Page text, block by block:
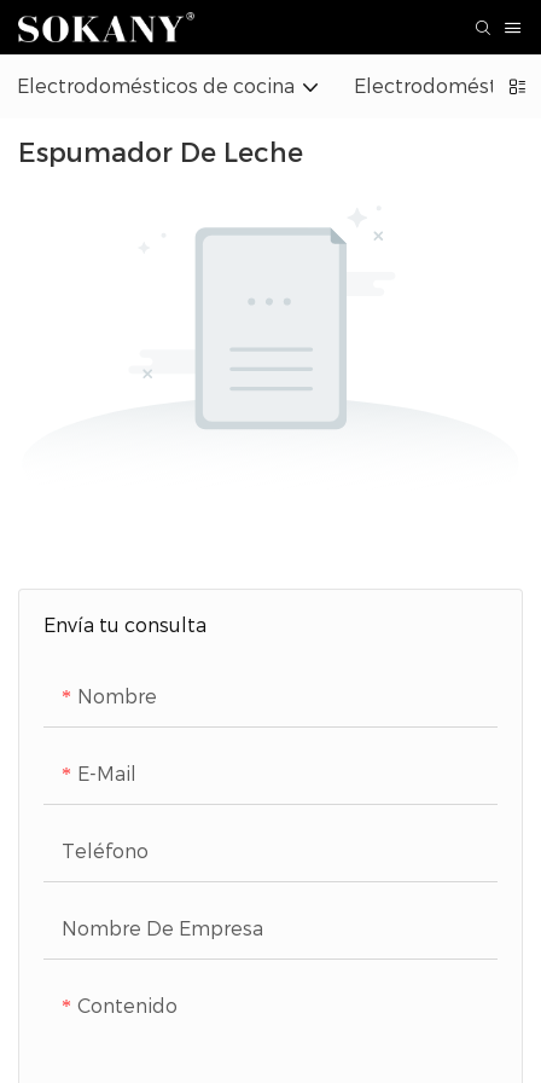
Electrodomésticos de cocina Electrodomésticos
Espumador De Leche
Envía tu consulta
Nombre
E-Mail
Teléfono
Nombre De Empresa
Contenido